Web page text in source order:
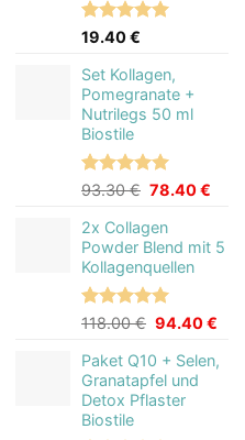
Bewertet
von 5,
basierend
auf
5
Kundenbewertungen
19.40€
Set Kollagen,
Pomegranate +
Nutrilegs 50 ml
Biostile
Bewertet
von 5,
basierend
auf
1
Kundenbewertung
93.30€
war:
93.30 €
78.40€
2x Collagen
Powder Blend mit 5
Kollagenquellen
Bewertet
von 5,
basierend
auf
2
Kundenbewertungen
118.00€
war:
118.00 €
94.40€
ist:
Paket Q10 + Selen,
Granatapfel und
Detox Pflaster
Biostile